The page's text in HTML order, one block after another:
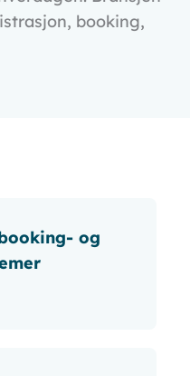
booking,
og